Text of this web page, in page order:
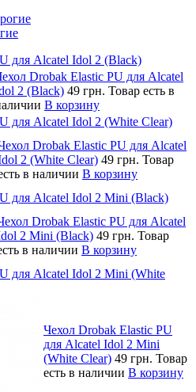
для Alcatel Idol 2 (Black)
Drobak Elastic PU для Alcatel
2 (Black) 49 грн. Товар есть в
В корзину
для Alcatel Idol 2 (White Clear)
Drobak Elastic PU для Alcatel
2 (White Clear) 49 грн. Товар
в наличии В корзину
для Alcatel Idol 2 Mini (Black)
Drobak Elastic PU для Alcatel
2 Mini (Black) 49 грн. Товар
в наличии В корзину
для Alcatel Idol 2 Mini (White
Чехол Drobak Elastic PU
для Alcatel Idol 2 Mini
(White Clear) 49 грн. Товар
есть в наличии В корзину